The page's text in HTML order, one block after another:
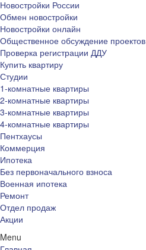
Новостройки России
Обмен новостройки
Новостройки онлайн
Общественное обсуждение проектов
Проверка регистрации ДДУ
Купить квартиру
Студии
1-комнатные квартиры
2-комнатные квартиры
3-комнатные квартиры
4-комнатные квартиры
Пентхаусы
Коммерция
Ипотека
Без первоначального взноса
Военная ипотека
Ремонт
Отдел продаж
Акции
Menu